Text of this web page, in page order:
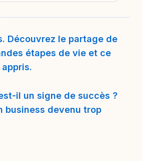
Découvrez le partage de
étapes de vie et ce
il un signe de succès ?
business devenu trop